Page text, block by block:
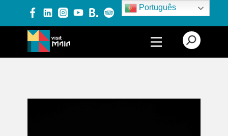
Português
PRODUTOS E SERVIÇOS